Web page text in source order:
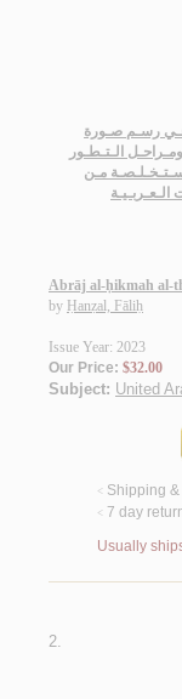
فـي رسـم صـورة
الـتـطـور
مـن
Abrāj al-ḥikmah al-
by Ḥanẓal, Fāliḥ
Issue Year: 2023
Our Price: $32.00
Subject: United
< Shipping
< 7 day
Usually
2.